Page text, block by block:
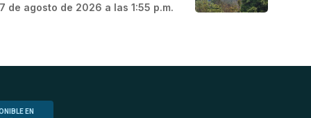
7 de agosto de 2026 a las 1:55 p.m.
EN